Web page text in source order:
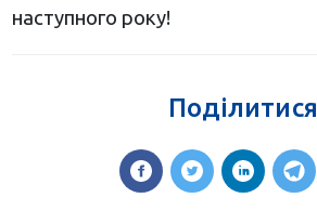
наступного року!
Поділитися